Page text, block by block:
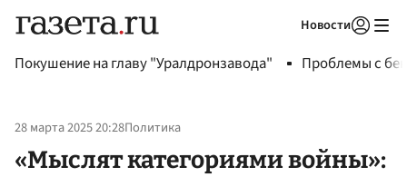
Новости
Покушение на главу "Уралдронзавода" Проблемы с
28 марта 2025 20:28Политика
«Мыслят категориями войны»: